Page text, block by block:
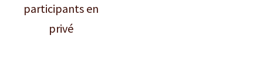
participants en
privé